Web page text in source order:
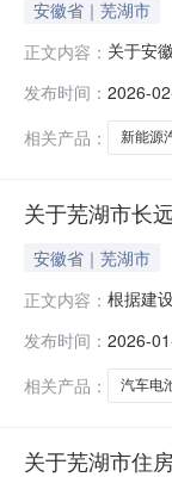
安徽省｜芜湖市
正文内容： 关于安
按行政
发布时间： 2026-
相关产品：
新能源
关于芜湖市长
安徽省｜芜湖市
正文内容： 根据建
意见，
公司年
发布时间： 2026-
相关产品：
汽车电
关于芜湖市住